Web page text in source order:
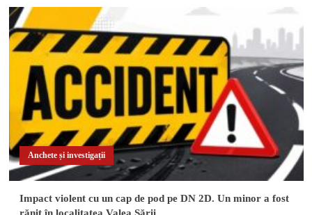
Anchete și investigații
Impact violent cu un cap de pod pe DN 2D. Un minor a fost